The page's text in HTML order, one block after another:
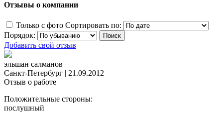
Отзывы о компании
Только с фото Сортировать по:
Порядок:
Добавить свой отзыв
эльшан салманов
Санкт-Петербург | 21.09.2012
Отзыв о работе
Положительные стороны:
послушный